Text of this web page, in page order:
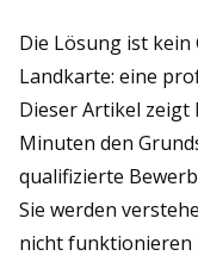
Die Lösung ist kein
Landkarte: eine
Dieser Artikel zeigt
Minuten den
qualifizierte
Sie werden
nicht funktionieren